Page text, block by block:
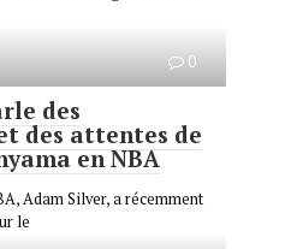
0
des
des attentes de
en NBA
Adam Silver, a récemment
le